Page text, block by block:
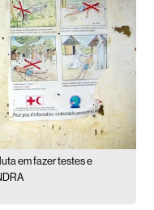
em fazer testes e